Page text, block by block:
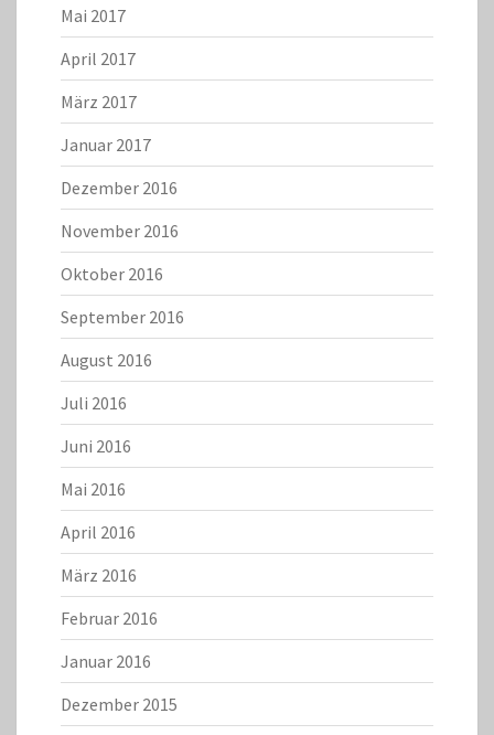
Mai 2017
April 2017
März 2017
Januar 2017
Dezember 2016
November 2016
Oktober 2016
September 2016
August 2016
Juli 2016
Juni 2016
Mai 2016
April 2016
März 2016
Februar 2016
Januar 2016
Dezember 2015